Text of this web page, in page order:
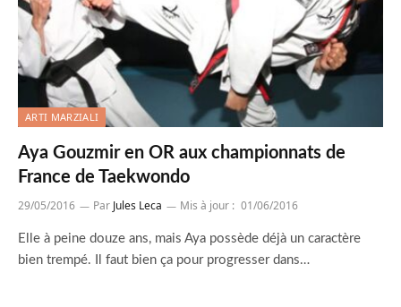
ARTI MARZIALI
Aya Gouzmir en OR aux championnats de
France de Taekwondo
29/05/2016 Par Jules Leca Mis à jour : 01/06/2016
Elle à peine douze ans, mais Aya possède déjà un caractère
bien trempé. Il faut bien ça pour progresser dans…